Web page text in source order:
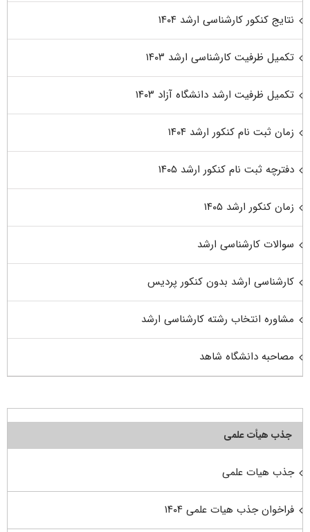
نتایج کنکور کارشناسی ارشد ۱۴۰۴
تکمیل ظرفیت کارشناسی ارشد ۱۴۰۳
تکمیل ظرفیت ارشد دانشگاه آزاد ۱۴۰۳
زمان ثبت نام کنکور ارشد ۱۴۰۴
دفترچه ثبت نام کنکور ارشد ۱۴۰۵
زمان کنکور ارشد ۱۴۰۵
سوالات کارشناسی ارشد
کارشناسی ارشد بدون کنکور پردیس
مشاوره انتخاب رشته کارشناسی ارشد
مصاحبه دانشگاه شاهد
جذب هیأت علمی
جذب هیات علمی
فراخوان جذب هیات علمی ۱۴۰۴